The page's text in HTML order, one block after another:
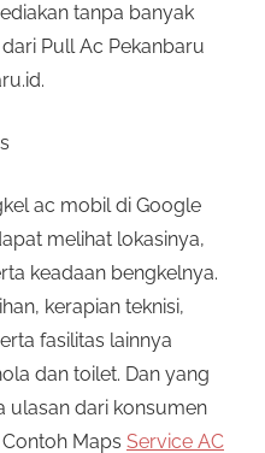
tanpa banyak
Pull Ac Pekanbaru
ac mobil di Google
melihat lokasinya,
keadaan bengkelnya.
kerapian teknisi,
fasilitas lainnya
dan toilet. Dan yang
ulasan dari konsumen
Maps Service AC